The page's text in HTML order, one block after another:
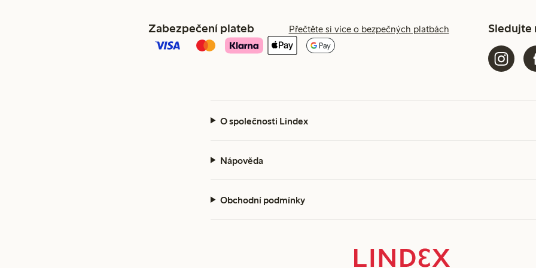
Zabezpečení plateb Přečtěte si více o bezpečných platbách Sledujte
O společnosti Lindex
Nápověda
Obchodní podmínky